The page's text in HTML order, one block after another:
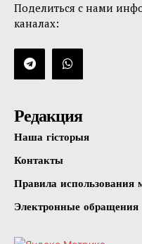
Поделиться с нами
каналах:
Редакция
Наша гісторыя
Контакты
Правила использования
Электронные обращения